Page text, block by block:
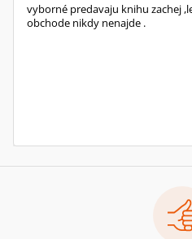
vyborné predavaju knihu zachej
obchode nikdy nenajde .